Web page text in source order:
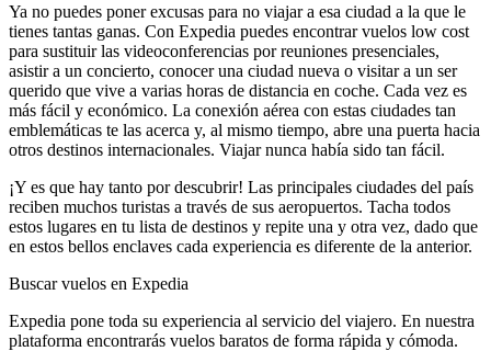
Ya no puedes poner excusas para no viajar a esa ciudad a la que le
tienes tantas ganas. Con Expedia puedes encontrar vuelos low cost
para sustituir las videoconferencias por reuniones presenciales,
asistir a un concierto, conocer una ciudad nueva o visitar a un ser
querido que vive a varias horas de distancia en coche. Cada vez es
más fácil y económico. La conexión aérea con estas ciudades tan
emblemáticas te las acerca y, al mismo tiempo, abre una puerta hacia
otros destinos internacionales. Viajar nunca había sido tan fácil.
¡Y es que hay tanto por descubrir! Las principales ciudades del país
reciben muchos turistas a través de sus aeropuertos. Tacha todos
estos lugares en tu lista de destinos y repite una y otra vez, dado que
en estos bellos enclaves cada experiencia es diferente de la anterior.
Buscar vuelos en Expedia
Expedia pone toda su experiencia al servicio del viajero. En nuestra
plataforma encontrarás vuelos baratos de forma rápida y cómoda.